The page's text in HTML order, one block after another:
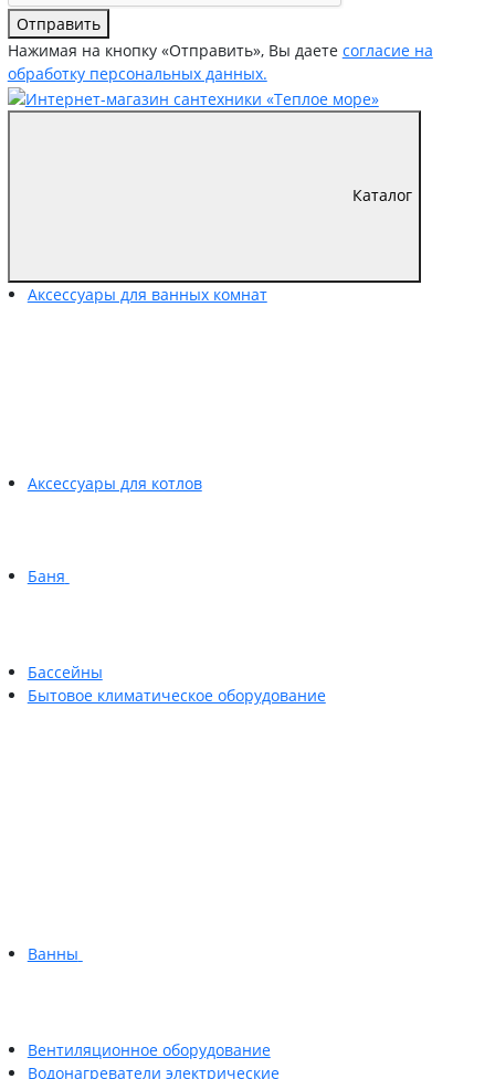
Отправить
Нажимая на кнопку «Отправить», Вы даете согласие на
обработку персональных данных.
Каталог
Аксессуары для ванных комнат
Аксессуары для котлов
Баня
Бассейны
Бытовое климатическое оборудование
Ванны
Вентиляционное оборудование
Водонагреватели электрические